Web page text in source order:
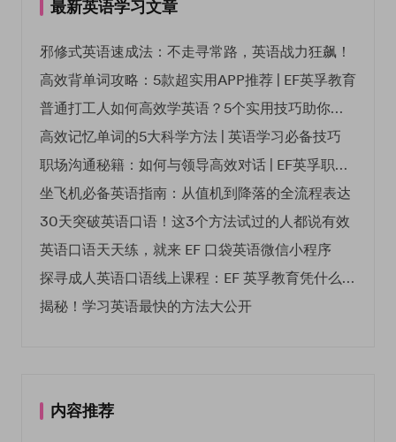
最新英语学习文章
邪修式英语速成法：不走寻常路，英语战力狂飙！
高效背单词攻略：5款超实用APP推荐 | EF英孚教育
普通打工人如何高效学英语？5个实用技巧助你突破职场瓶颈
高效记忆单词的5大科学方法 | 英语学习必备技巧
职场沟通秘籍：如何与领导高效对话 | EF英孚职场指南
坐飞机必备英语指南：从值机到降落的全流程表达
30天突破英语口语！这3个方法试过的人都说有效
英语口语天天练，就来 EF 口袋英语微信小程序
探寻成人英语口语线上课程：EF 英孚教育凭什么领航
揭秘！学习英语最快的方法大公开
内容推荐